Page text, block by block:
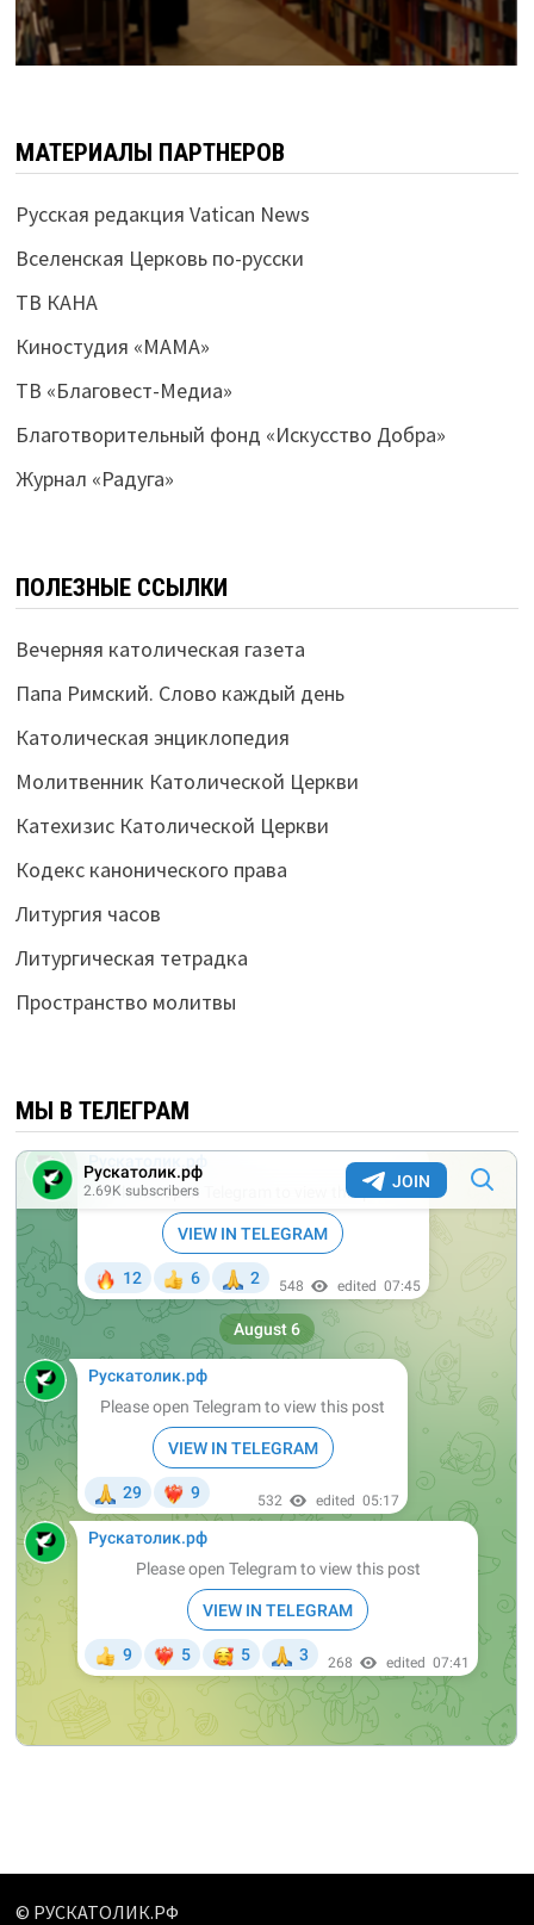
МАТЕРИАЛЫ ПАРТНЕРОВ
Русская редакция Vatican News
Вселенская Церковь по-русски
ТВ КАНА
Киностудия «МАМА»
ТВ «Благовест-Медиа»
Благотворительный фонд «Искусство Добра»
Журнал «Радуга»
ПОЛЕЗНЫЕ ССЫЛКИ
Вечерняя католическая газета
Папа Римский. Слово каждый день
Католическая энциклопедия
Молитвенник Католической Церкви
Катехизис Католической Церкви
Кодекс канонического права
Литургия часов
Литургическая тетрадка
Пространство молитвы
МЫ В ТЕЛЕГРАМ
© РУСКАТОЛИК.РФ